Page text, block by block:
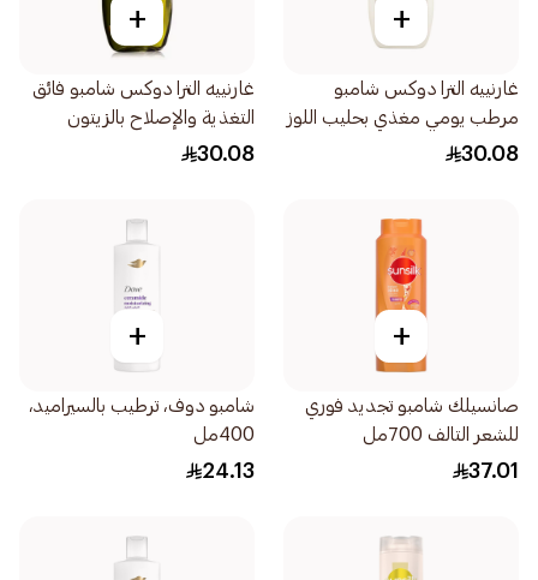
+
غارنييه الترا دوكس شامبو
مرطب يومي مغذي بحليب اللوز
العضوي 600مل
30.08
+
غارنييه الترا دوكس شامبو فائق
التغذية والإصلاح بالزيتون
الأسطوري 600مل
30.08
+
صانسيلك شامبو تجديد فوري
للشعر التالف 700مل
37.01
+
شامبو دوف، ترطيب بالسيراميد،
400مل
24.13